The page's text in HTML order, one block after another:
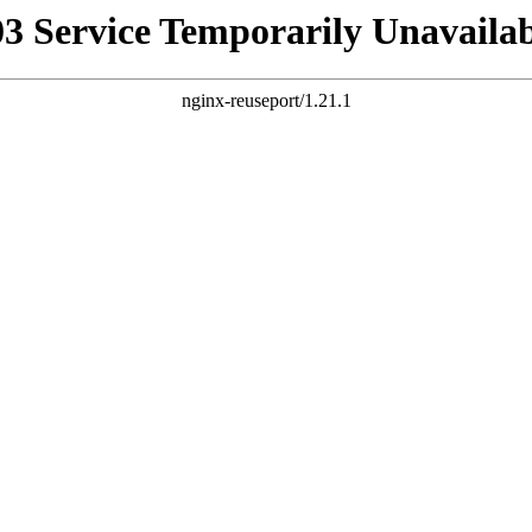
Service Temporarily
nginx-reuseport/1.21.1